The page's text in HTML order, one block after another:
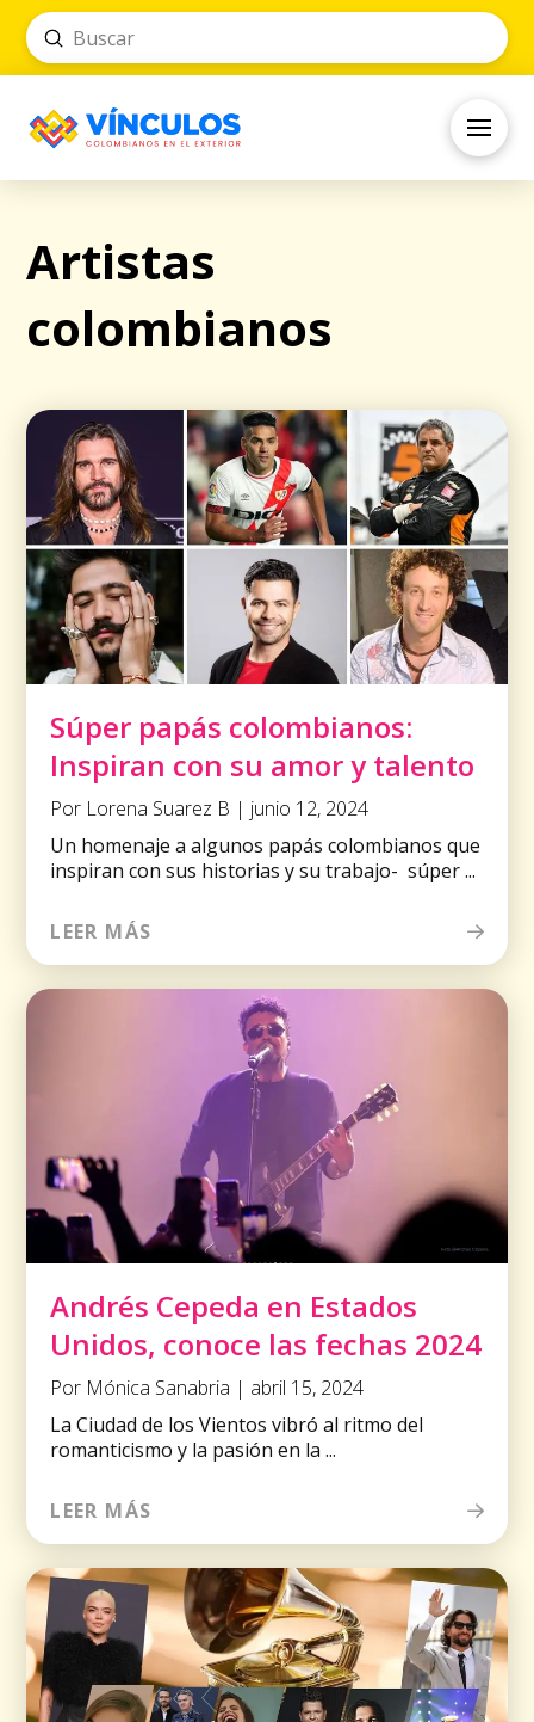
Search
Submit
Artistas
colombianos
Súper papás colombianos:
Inspiran con su amor y talento
Por Lorena Suarez B | junio 12, 2024
Un homenaje a algunos papás colombianos que
inspiran con sus historias y su trabajo- súper ...
LEER MÁS
Andrés Cepeda en Estados
Unidos, conoce las fechas 2024
Por Mónica Sanabria | abril 15, 2024
La Ciudad de los Vientos vibró al ritmo del
romanticismo y la pasión en la ...
LEER MÁS